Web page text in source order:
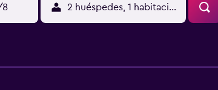
8 2 huéspedes, 1 habitación